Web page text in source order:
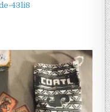
43li8